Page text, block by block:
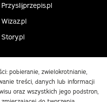
Przyslijprzepis.pl
Wizaz.pl
Story.pl
pobieranie, zwielokrotnianie,
treści, danych lub informacji
oraz wszystkich jego podstron,